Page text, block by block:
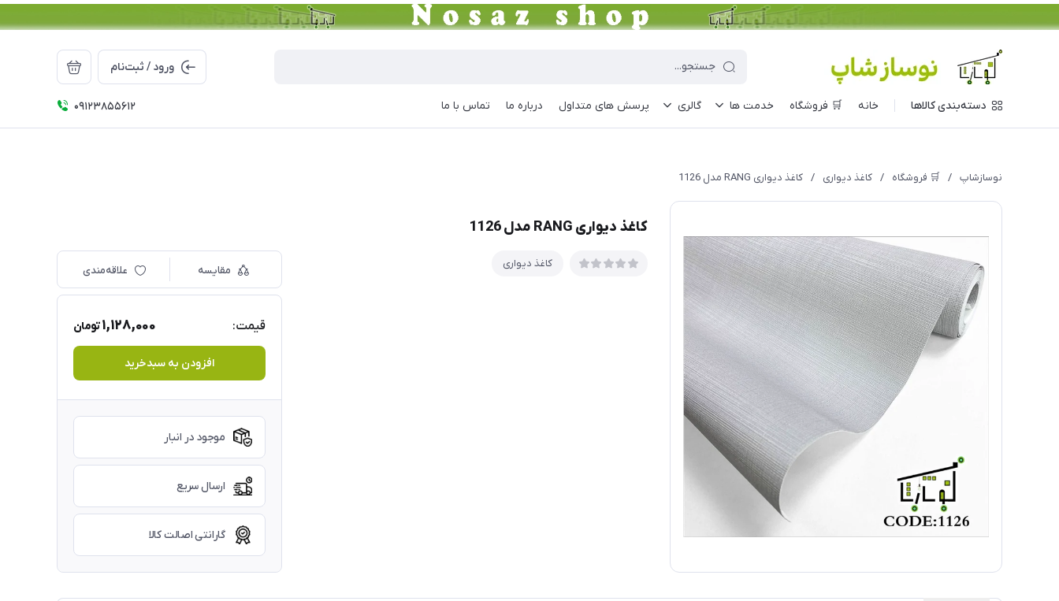
ورود / ثبت‌نام
دسته‌بندی کالاها خانه 🛒 فروشگاه خدمت ها گالری پرسش های متداول درباره ما تماس با ما 09123855612
نوسازشاپ / 🛒 فروشگاه / کاغذ دیواری / کاغذ دیواری RANG مدل 1126
کاغذ دیواری RANG مدل 1126
کاغذ دیواری
مقایسه علاقه‌مندی
قیمت: 1,128,000تومان
افزودن به سبدخرید
موجود در انبار
ارسال سریع
گارانتی اصالت کالا